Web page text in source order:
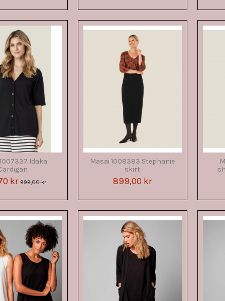
Idaka
kr 999,00 kr
Masai 1008383 Stephanie
skirt
899,00 kr